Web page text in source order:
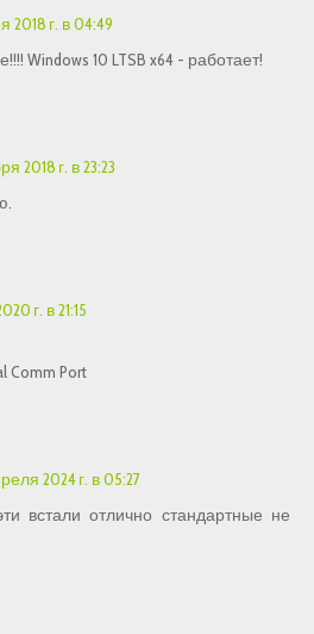
2018 г. в 04:49
Windows 10 LTSB x64 - работает!
2018 г. в 23:23
г. в 21:15
Comm Port
2024 г. в 05:27
встали отлично стандартные не